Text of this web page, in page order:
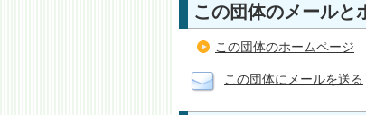
この団体のメールと
この団体のホームページ
この団体にメールを送る